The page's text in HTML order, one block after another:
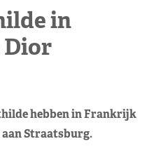
in
Dior
hebben in Frankrijk
aan Straatsburg.